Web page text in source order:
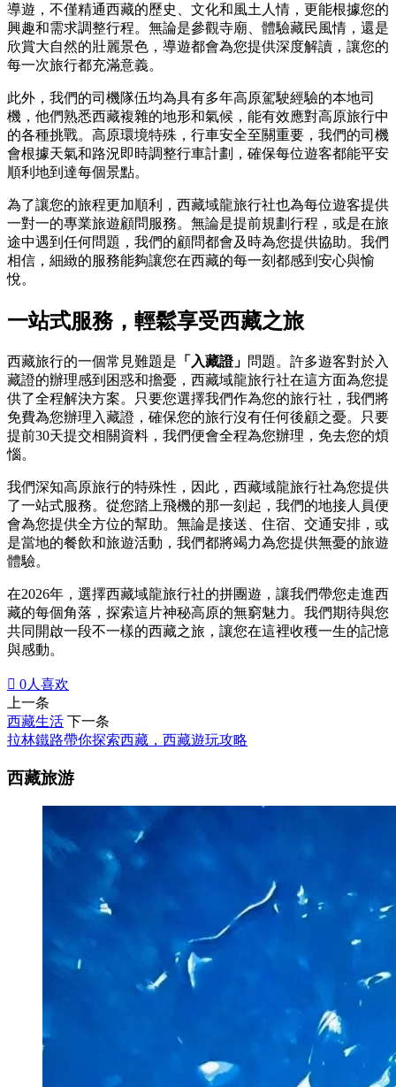
導遊，不僅精通西藏的歷史、文化和風土人情，更能根據您的
興趣和需求調整行程。無論是參觀寺廟、體驗藏民風情，還是
欣賞大自然的壯麗景色，導遊都會為您提供深度解讀，讓您的
每一次旅行都充滿意義。
此外，我們的司機隊伍均為具有多年高原駕駛經驗的本地司
機，他們熟悉西藏複雜的地形和氣候，能有效應對高原旅行中
的各種挑戰。高原環境特殊，行車安全至關重要，我們的司機
會根據天氣和路況即時調整行車計劃，確保每位遊客都能平安
順利地​​到達每個景點。
為了讓您的旅程更加順利，西藏域龍旅行社也為每位遊客提供
一對一的專業旅遊顧問服務。無論是提前規劃行程，或是在旅
途中遇到任何問題，我們的顧問都會及時為您提供協助。我們
相信，細緻的服務能夠讓您在西藏的每一刻都感到安心與愉
悅。
一站式服務，輕鬆享受西藏之旅
西藏旅行的一個常見難題是 「入藏證」 問題。許多遊客對於入
藏證的辦理感到困惑和擔憂，西藏域龍旅行社在這方面為您提
供了全程解決方案。只要您選擇我們作為您的旅行社，我們將
免費為您辦理入藏證，確保您的旅行沒有任何後顧之憂。只要
提前30天提交相關資料，我們便會全程為您辦理，免去您的煩
惱。
我們深知高原旅行的特殊性，因此，西藏域龍旅行社為您提供
了一站式服務。從您踏上飛機的那一刻起，我們的地接人員便
會為您提供全方位的幫助。無論是接送、住宿、交通安排，或
是當地的餐飲和旅遊活動，我們都將竭力為您提供無憂的旅遊
體驗。
在2026年，選擇西藏域龍旅行社的拼團遊，讓我們帶您走進西
藏的每個角落，探索這片神秘高原的無窮魅力。我們期待與您
共同開啟一段不一樣的西藏之旅，讓您在這裡收穫一生的記憶
與感動。
 0人喜欢
上一条
西藏生活 下一条
拉林鐵路帶你探索西藏，西藏遊玩攻略
西藏旅游